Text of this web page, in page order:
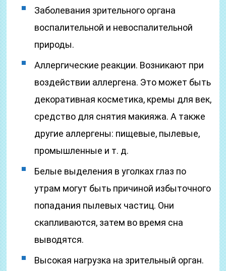
Заболевания зрительного органа
воспалительной и невоспалительной
природы.
Аллергические реакции. Возникают при
воздействии аллергена. Это может быть
декоративная косметика, кремы для век,
средство для снятия макияжа. А также
другие аллергены: пищевые, пылевые,
промышленные и т. д.
Белые выделения в уголках глаз по
утрам могут быть причиной избыточного
попадания пылевых частиц. Они
скапливаются, затем во время сна
выводятся.
Высокая нагрузка на зрительный орган.